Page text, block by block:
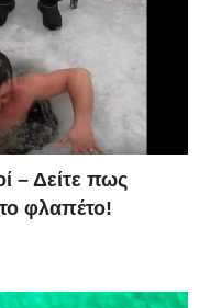
– Δείτε πως
φλαπέτο!